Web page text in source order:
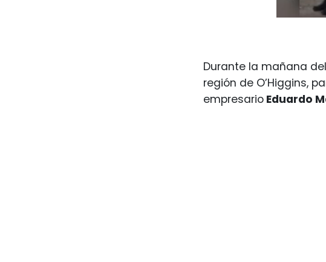
Durante la mañana
región de O’Higgins,
empresario Eduardo